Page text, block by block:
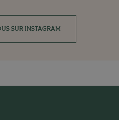
SUR INSTAGRAM